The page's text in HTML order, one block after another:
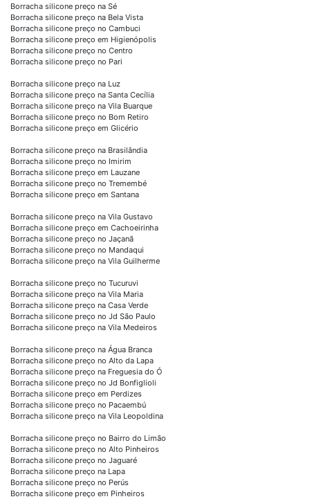
Borracha silicone preço na Sé
Borracha silicone preço na Bela Vista
Borracha silicone preço no Cambuci
Borracha silicone preço em Higienópolis
Borracha silicone preço no Centro
Borracha silicone preço no Pari
Borracha silicone preço na Luz
Borracha silicone preço na Santa Cecília
Borracha silicone preço na Vila Buarque
Borracha silicone preço no Bom Retiro
Borracha silicone preço em Glicério
Borracha silicone preço na Brasilândia
Borracha silicone preço no Imirim
Borracha silicone preço em Lauzane
Borracha silicone preço no Tremembé
Borracha silicone preço em Santana
Borracha silicone preço na Vila Gustavo
Borracha silicone preço em Cachoeirinha
Borracha silicone preço no Jaçanã
Borracha silicone preço no Mandaqui
Borracha silicone preço na Vila Guilherme
Borracha silicone preço no Tucuruvi
Borracha silicone preço na Vila Maria
Borracha silicone preço na Casa Verde
Borracha silicone preço no Jd São Paulo
Borracha silicone preço na Vila Medeiros
Borracha silicone preço na Água Branca
Borracha silicone preço no Alto da Lapa
Borracha silicone preço na Freguesia do Ó
Borracha silicone preço no Jd Bonfiglioli
Borracha silicone preço em Perdizes
Borracha silicone preço no Pacaembú
Borracha silicone preço na Vila Leopoldina
Borracha silicone preço no Bairro do Limão
Borracha silicone preço no Alto Pinheiros
Borracha silicone preço no Jaguaré
Borracha silicone preço na Lapa
Borracha silicone preço no Perús
Borracha silicone preço em Pinheiros